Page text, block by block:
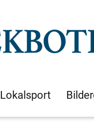
Lokalsport